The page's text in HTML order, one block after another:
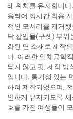
래 위치를 유지합니
용되어 장시간 착용
적인 모서리를 제거
닥 삽입물(구셋) 부위
화된 면 소재로 제작
다. 이러한 인체공학
되지 않고 핏, 제작 방
입니다. 통기성 있는
하여 제작되었으며,
안하게 유지되도록
호를 가진 여성들이